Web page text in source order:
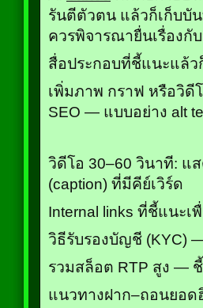
รันตีตัวตน แล้วก็เก็บบั
ควรพิจารณายื่นเรื่องกั
สื่อประกอบที่ชี้แนะแล้ว
เพิ่มภาพ กราฟ หรือวิดี
SEO — แบบอย่าง alt
วิดีโอ 30–60 วินาที: แ
(caption) ที่มีคีย์เวิร์ด
Internal links ที่ชี้แนะเ
วิธีรับรองบัญชี (KYC)
รวมสล็อต RTP สูง —
แนวทางฝาก–ถอนยอด